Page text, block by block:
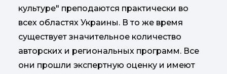
культуре" преподаются практически во
всех областях Украины. В то же время
существует значительное количество
авторских и региональных программ. Все
они прошли экспертную оценку и имеют